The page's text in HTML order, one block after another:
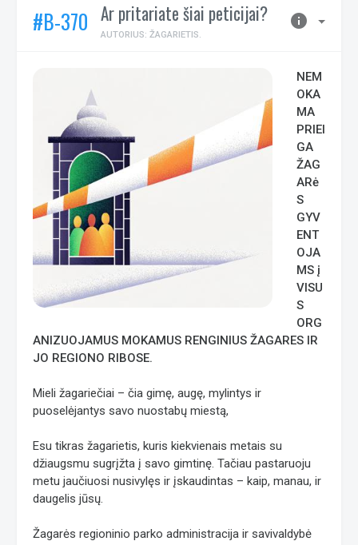
#B-370 Ar pritariate šiai peticijai?
AUTORIUS: ŽAGARIETIS.
info
NEM
OKA
MA
PRIEI
GA
ŽAG
ARė
S
GYV
ENT
OJA
MS į
VISU
S
ORG
ANIZUOJAMUS MOKAMUS RENGINIUS ŽAGARES IR
JO REGIONO RIBOSE.
Mieli žagariečiai – čia gimę, augę, mylintys ir
puoselėjantys savo nuostabų miestą,
Esu tikras žagarietis, kuris kiekvienais metais su
džiaugsmu sugrįžta į savo gimtinę. Tačiau pastaruoju
metu jaučiuosi nusivylęs ir įskaudintas – kaip, manau, ir
daugelis jūsų.
Žagarės regioninio parko administracija ir savivaldybė